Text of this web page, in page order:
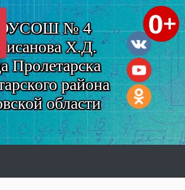
№ 4
Х.Д.
Пролетарска
района
области